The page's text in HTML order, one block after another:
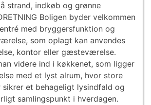
strand, indkøb og grønne
Boligen byder velkommen
med bryggersfunktion og
som oplagt kan anvendes
kontor eller gæsteværelse.
videre ind i køkkenet, som ligger
med et lyst alrum, hvor store
sikrer et behageligt lysindfald og
samlingspunkt i hverdagen.